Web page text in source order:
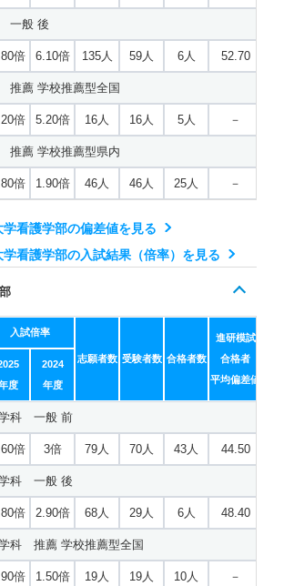
一般 後
倍 6.10倍 135人 59人 6人 52.70
推薦 学校推薦型全国
倍 5.20倍 16人 16人 5人 －
推薦 学校推薦型県内
倍 1.90倍 46人 46人 25人 －
看護学部の偏差値を見る
看護学部の入試結果（倍率）を見る
入試倍率
志願者数 受験者数 合格者数
進研模試
合格者
平均偏差値
度
2024
年度
科 一般 前
倍 3倍 79人 70人 43人 44.50
科 一般 後
倍 2.90倍 68人 29人 6人 48.40
科 推薦 学校推薦型全国
倍 1.50倍 19人 19人 10人 －